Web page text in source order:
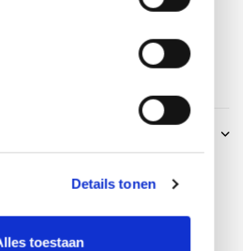
Details tonen
toestaan
€115,00
Incl. btw
over dit product..